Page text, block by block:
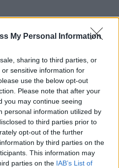
My Personal Information
sharing to third parties, or
sensitive information for
use the below opt-out
Please note that after your
you may continue seeing
personal information utilized by
to third parties prior to
opt-out of the further
by third parties on the
This information may
parties on the IAB’s List of